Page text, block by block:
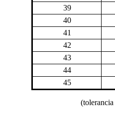
39
40
41
42
43
44
45
(tolerancia